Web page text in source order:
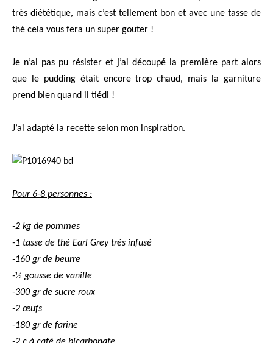
très diététique, mais c’est tellement bon et avec une tasse de
thé cela vous fera un super gouter !
Je n’ai pas pu résister et j’ai découpé la première part alors
que le pudding était encore trop chaud, mais la garniture
prend bien quand il tiédi !
J’ai adapté la recette selon mon inspiration.
Pour 6-8 personnes :
-2 kg de pommes
-1 tasse de thé Earl Grey très infusé
-160 gr de beurre
-½ gousse de vanille
-300 gr de sucre roux
-2 œufs
-180 gr de farine